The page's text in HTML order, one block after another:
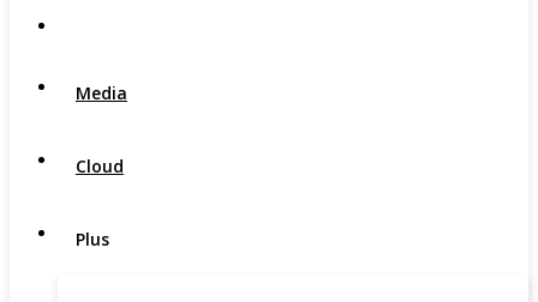
Media
Cloud
Plus